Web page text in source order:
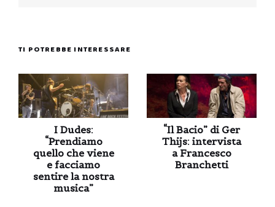
TI POTREBBE INTERESSARE
I Dudes:
“Prendiamo
quello che viene
e facciamo
sentire la nostra
musica”
“Il Bacio” di Ger
Thijs: intervista
a Francesco
Branchetti